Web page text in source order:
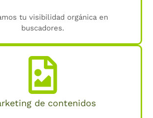
tu visibilidad orgánica en
buscadores.
de contenidos